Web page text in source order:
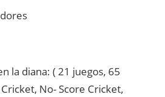
la diana: ( 21 juegos, 65
No- Score Cricket,